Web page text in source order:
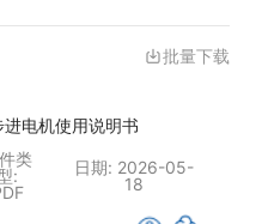
批量下载
电机使用说明书
类
:
日期: 2026-05-
18